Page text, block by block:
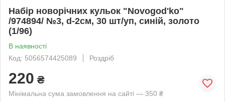
Набір новорічних кульок "Novogod'ko"
/974894/ №3, d-2см, 30 шт/уп, синій, золото
(1/96)
В наявності
Код: 5056574425089
Роздріб
220 ₴
Мінімальна сума замовлення на сайті — 350 ₴